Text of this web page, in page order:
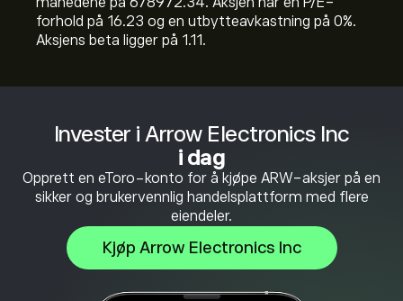
Invester i Arrow Electronics Inc
i dag
Opprett en eToro-konto for å kjøpe ARW-aksjer på en
sikker og brukervennlig handelsplattform med flere
eiendeler.
Kjøp Arrow Electronics Inc
forhold på 16.23 og en utbytteavkastning på 0%.
Aksjens beta ligger på 1.11.